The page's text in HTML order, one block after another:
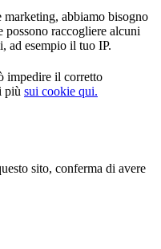
abbiamo bisogno
possono raccogliere alcuni
ad esempio il tuo IP.
impedire il corretto
più sui cookie qui.
sito, conferma di avere